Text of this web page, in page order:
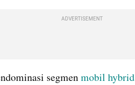
ADVERTISEMENT
segmen mobil hybrid